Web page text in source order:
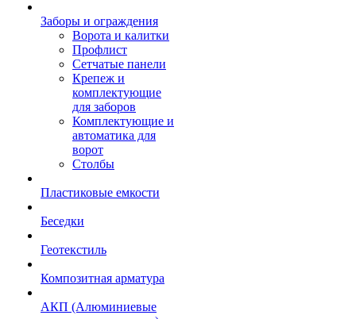
Заборы и ограждения
Ворота и калитки
Профлист
Сетчатые панели
Крепеж и
комплектующие
для заборов
Комплектующие и
автоматика для
ворот
Столбы
Пластиковые емкости
Беседки
Геотекстиль
Композитная арматура
АКП (Алюминиевые